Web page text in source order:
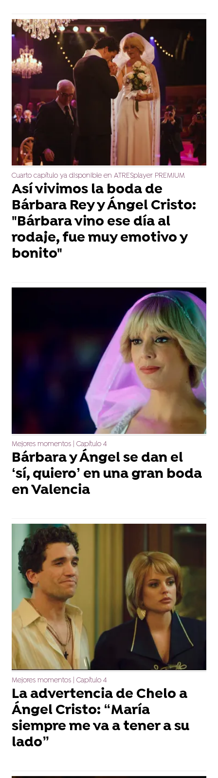
Cuarto capítulo ya disponible en ATRESplayer PREMIUM
Así vivimos la boda de
Bárbara Rey y Ángel Cristo:
"Bárbara vino ese día al
rodaje, fue muy emotivo y
bonito"
Mejores momentos | Capítulo 4
Bárbara y Ángel se dan el
‘sí, quiero’ en una gran boda
en Valencia
Mejores momentos | Capítulo 4
La advertencia de Chelo a
Ángel Cristo: “María
siempre me va a tener a su
lado”